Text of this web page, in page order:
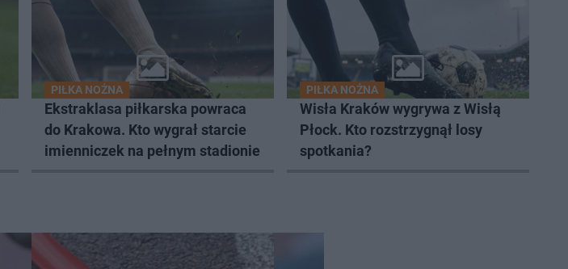
PIŁKA NOŻNA
Ekstraklasa piłkarska powraca
do Krakowa. Kto wygrał starcie
imienniczek na pełnym stadionie
PIŁKA NOŻNA
Wisła Kraków wygrywa z Wisłą
Płock. Kto rozstrzygnął losy
spotkania?